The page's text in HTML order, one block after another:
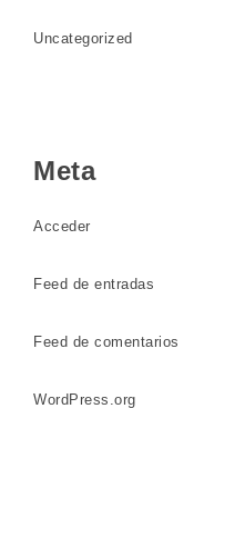
Uncategorized
Meta
Acceder
Feed de entradas
Feed de comentarios
WordPress.org